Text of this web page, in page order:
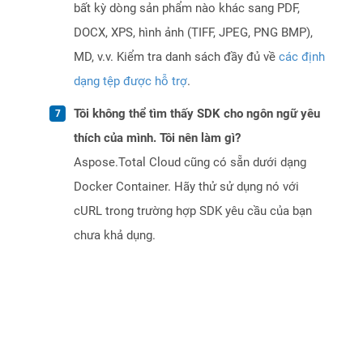
bất kỳ dòng sản phẩm nào khác sang PDF,
DOCX, XPS, hình ảnh (TIFF, JPEG, PNG BMP),
MD, v.v. Kiểm tra danh sách đầy đủ về các định
dạng tệp được hỗ trợ.
Tôi không thể tìm thấy SDK cho ngôn ngữ yêu
thích của mình. Tôi nên làm gì?
Aspose.Total Cloud cũng có sẵn dưới dạng
Docker Container. Hãy thử sử dụng nó với
cURL trong trường hợp SDK yêu cầu của bạn
chưa khả dụng.